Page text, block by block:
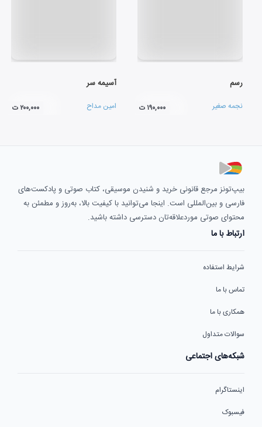
رسم
نجمه صغیر ۱۹۰,۰۰۰ ت
آسیمه سر
امین مداح ۲۰۰,۰۰۰ ت
بیپ‌تونز مرجع قانونی خرید و شنیدن موسیقی، کتاب صوتی و پادکست‌های
فارسی و بین‌المللی است. اینجا می‌توانید با کیفیت بالا، به‌روز و مطمئن به
محتوای صوتی موردعلاقه‌تان دسترسی داشته باشید.
ارتباط با ما
شرایط استفاده
تماس با ما
همکاری با ما
سوالات متداول
شبکه‌های اجتماعی
اینستاگرام
فیسبوک